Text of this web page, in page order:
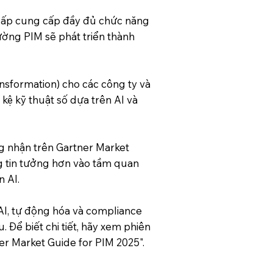
cung cấp đầy đủ chức năng
PIM sẽ phát triển thành
cho các công ty và
kỹ thuật số dựa trên AI và
nhận trên Gartner Market
tin tưởng hơn vào tầm quan
AI.
tự động hóa và compliance
Để biết chi tiết, hãy xem phiên
Market Guide for PIM 2025".